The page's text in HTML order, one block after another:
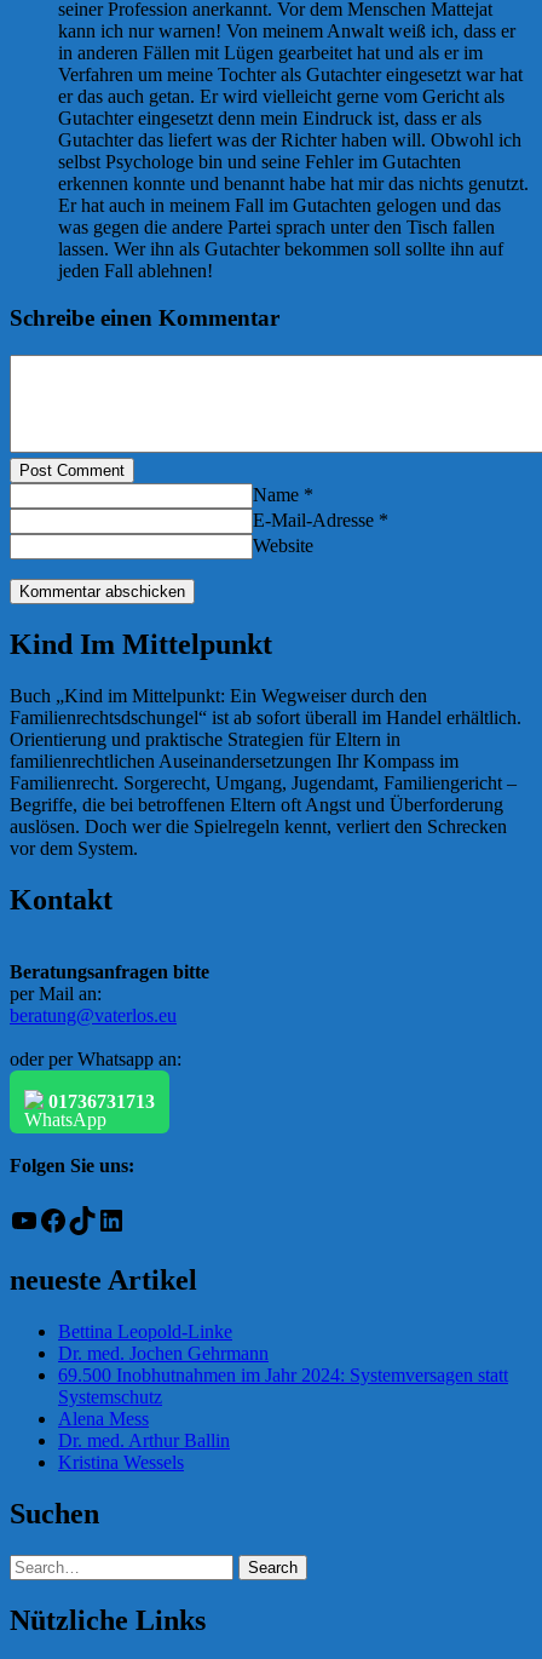
seiner Profession anerkannt. Vor dem Menschen Mattejat
kann ich nur warnen! Von meinem Anwalt weiß ich, dass er
in anderen Fällen mit Lügen gearbeitet hat und als er im
Verfahren um meine Tochter als Gutachter eingesetzt war hat
er das auch getan. Er wird vielleicht gerne vom Gericht als
Gutachter eingesetzt denn mein Eindruck ist, dass er als
Gutachter das liefert was der Richter haben will. Obwohl ich
selbst Psychologe bin und seine Fehler im Gutachten
erkennen konnte und benannt habe hat mir das nichts genutzt.
Er hat auch in meinem Fall im Gutachten gelogen und das
was gegen die andere Partei sprach unter den Tisch fallen
lassen. Wer ihn als Gutachter bekommen soll sollte ihn auf
jeden Fall ablehnen!
Schreibe einen Kommentar
Post Comment
Name *
E-Mail-Adresse *
Website
Kind Im Mittelpunkt
Buch „Kind im Mittelpunkt: Ein Wegweiser durch den
Familienrechtsdschungel“ ist ab sofort überall im Handel erhältlich.
Orientierung und praktische Strategien für Eltern in
familienrechtlichen Auseinandersetzungen Ihr Kompass im
Familienrecht. Sorgerecht, Umgang, Jugendamt, Familiengericht –
Begriffe, die bei betroffenen Eltern oft Angst und Überforderung
auslösen. Doch wer die Spielregeln kennt, verliert den Schrecken
vor dem System.
Kontakt
Beratungsanfragen bitte
per Mail an:
beratung@vaterlos.eu
oder per Whatsapp an:
01736731713
Folgen Sie uns:
YouTube
Facebook
TikTokLinkedIn
neueste Artikel
Bettina Leopold-Linke
Dr. med. Jochen Gehrmann
69.500 Inobhutnahmen im Jahr 2024: Systemversagen statt
Systemschutz
Alena Mess
Dr. med. Arthur Ballin
Kristina Wessels
Suchen
Nützliche Links